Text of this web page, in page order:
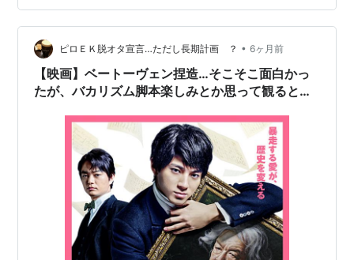
く話です。 主人公は一時期ベートーヴェンのお世話をし
ていた 元秘書シンドラー視点＆語り。 コレを見て思った
んだけど 著者同士の「真実」と「事実」の違いなんだよ
ね。 シンドラーが「ちょっとぐらいならいいだろう」と
秘書やってた時期…
ピロＥＫ脱オタ宣言…ただし長期計画 ？ • 6ヶ月前
【映画】ベートーヴェン捏造…そこそこ面白かっ
たが、バカリズム脚本楽しみとか思って観ると期